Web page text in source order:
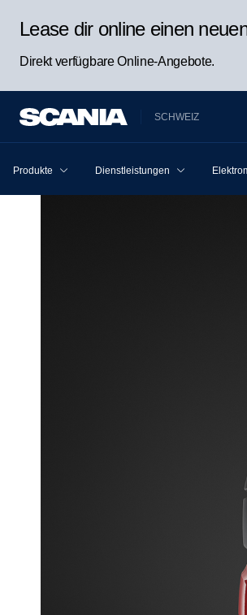
Lease dir online einen
Direkt verfügbare Online-Angebote.
SCHWEIZ
Produkte Dienstleistungen